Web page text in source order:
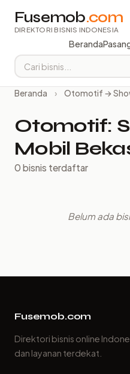
Fusemob.com
DIREKTORI BISNIS INDONESIA
Beranda
Beranda › Otomotif →
Otomotif:
Mobil
0 bisnis terdaftar
Belum ada
Fusemob.com
Direktori bisnis online
dan layanan terdekat.